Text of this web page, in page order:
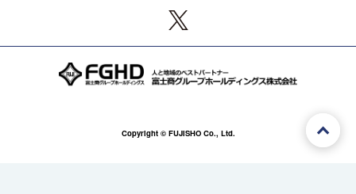
Copyright © FUJISHO Co., Ltd.